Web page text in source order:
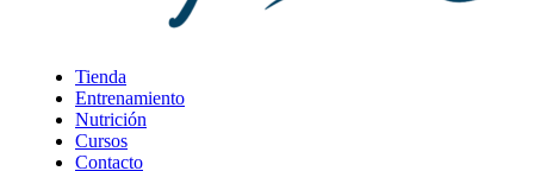
Tienda
Entrenamiento
Nutrición
Cursos
Contacto